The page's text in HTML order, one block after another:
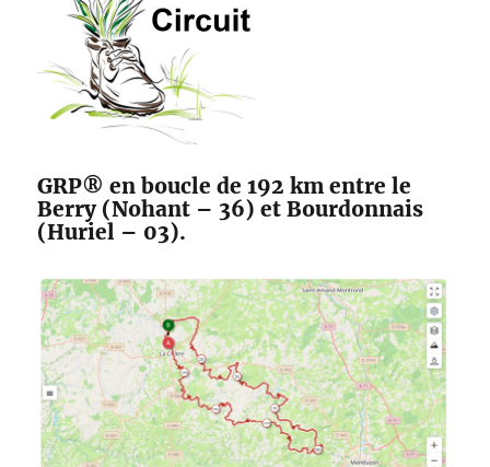
GRP® en boucle de 192 km entre le
Berry (Nohant – 36) et Bourdonnais
(Huriel – 03).